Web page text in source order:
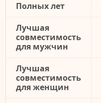
Полных лет
Лучшая
совместимость
для мужчин
Лучшая
совместимость
для женщин